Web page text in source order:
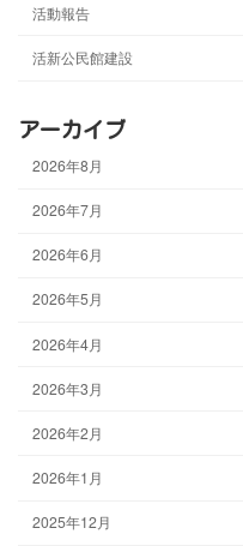
活動報告
活新公民館建設
アーカイブ
2026年8月
2026年7月
2026年6月
2026年5月
2026年4月
2026年3月
2026年2月
2026年1月
2025年12月